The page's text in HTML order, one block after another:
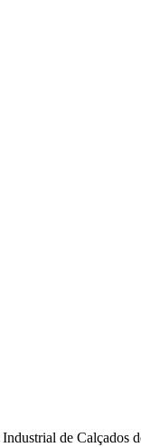
de Calçados